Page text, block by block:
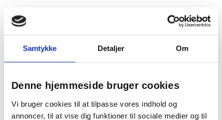
Samtykke Detaljer Om
Denne hjemmeside bruger cookies
Vi bruger cookies til at tilpasse vores indhold og
annoncer, til at vise dig funktioner til sociale medier og til